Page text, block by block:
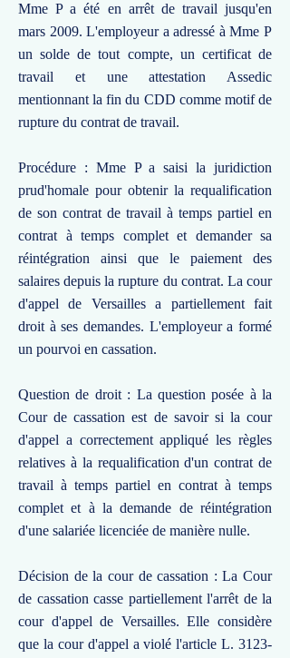
Mme P a été en arrêt de travail jusqu'en
mars 2009. L'employeur a adressé à Mme P
un solde de tout compte, un certificat de
travail et une attestation Assedic
mentionnant la fin du CDD comme motif de
rupture du contrat de travail.
Procédure : Mme P a saisi la juridiction
prud'homale pour obtenir la requalification
de son contrat de travail à temps partiel en
contrat à temps complet et demander sa
réintégration ainsi que le paiement des
salaires depuis la rupture du contrat. La cour
d'appel de Versailles a partiellement fait
droit à ses demandes. L'employeur a formé
un pourvoi en cassation.
Question de droit : La question posée à la
Cour de cassation est de savoir si la cour
d'appel a correctement appliqué les règles
relatives à la requalification d'un contrat de
travail à temps partiel en contrat à temps
complet et à la demande de réintégration
d'une salariée licenciée de manière nulle.
Décision de la cour de cassation : La Cour
de cassation casse partiellement l'arrêt de la
cour d'appel de Versailles. Elle considère
que la cour d'appel a violé l'article L. 3123-